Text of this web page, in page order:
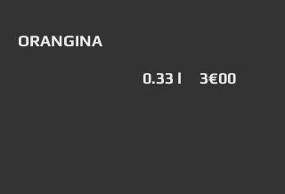
ORANGINA
0.33 l 3€00